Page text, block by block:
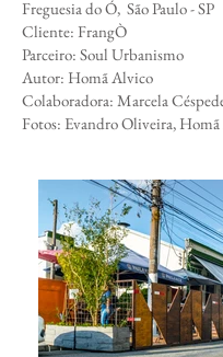
Freguesia do Ó, São Paulo - SP
Cliente: FrangÒ
Parceiro: Soul Urbanismo
Autor: Homã Alvico
Colaboradora: Marcela
Fotos: Evandro Oliveira,